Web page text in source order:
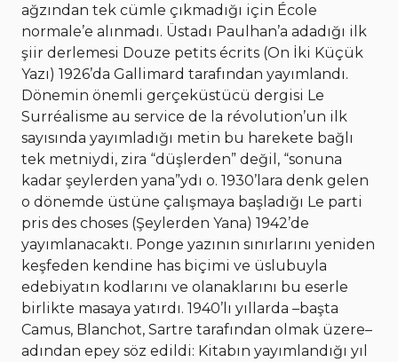
ağzından tek cümle çıkmadığı için École
normale’e alınmadı. Üstadı Paulhan’a adadığı ilk
şiir derlemesi Douze petits écrits (On İki Küçük
Yazı) 1926’da Gallimard tarafından yayımlandı.
Dönemin önemli gerçeküstücü dergisi Le
Surréalisme au service de la révolution’un ilk
sayısında yayımladığı metin bu harekete bağlı
tek metniydi, zira “düşlerden” değil, “sonuna
kadar şeylerden yana”ydı o. 1930’lara denk gelen
o dönemde üstüne çalışmaya başladığı Le parti
pris des choses (Şeylerden Yana) 1942’de
yayımlanacaktı. Ponge yazının sınırlarını yeniden
keşfeden kendine has biçimi ve üslubuyla
edebiyatın kodlarını ve olanaklarını bu eserle
birlikte masaya yatırdı. 1940’lı yıllarda –başta
Camus, Blanchot, Sartre tarafından olmak üzere–
adından epey söz edildi: Kitabın yayımlandığı yıl